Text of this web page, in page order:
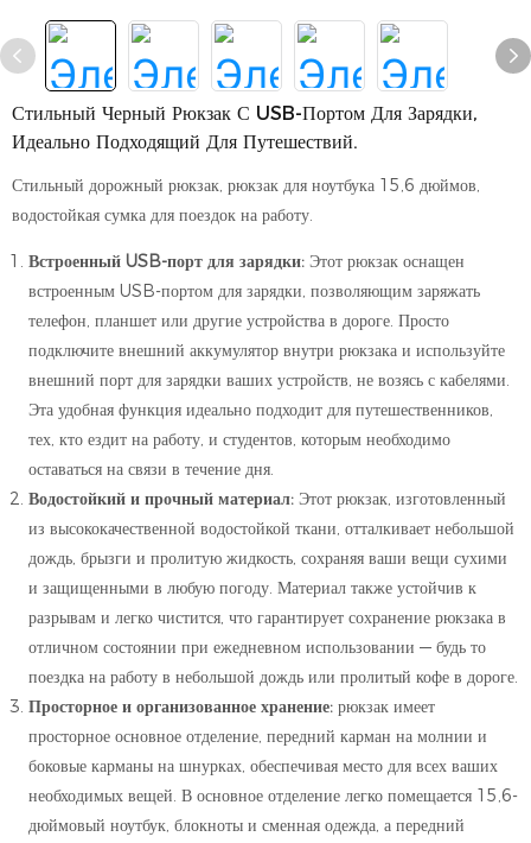
Стильный Черный Рюкзак С USB-Портом Для Зарядки,
Идеально Подходящий Для Путешествий.
Стильный дорожный рюкзак, рюкзак для ноутбука 15,6 дюймов,
водостойкая сумка для поездок на работу.
Встроенный USB-порт для зарядки: Этот рюкзак оснащен
встроенным USB-портом для зарядки, позволяющим заряжать
телефон, планшет или другие устройства в дороге. Просто
подключите внешний аккумулятор внутри рюкзака и используйте
внешний порт для зарядки ваших устройств, не возясь с кабелями.
Эта удобная функция идеально подходит для путешественников,
тех, кто ездит на работу, и студентов, которым необходимо
оставаться на связи в течение дня.
Водостойкий и прочный материал: Этот рюкзак, изготовленный
из высококачественной водостойкой ткани, отталкивает небольшой
дождь, брызги и пролитую жидкость, сохраняя ваши вещи сухими
и защищенными в любую погоду. Материал также устойчив к
разрывам и легко чистится, что гарантирует сохранение рюкзака в
отличном состоянии при ежедневном использовании — будь то
поездка на работу в небольшой дождь или пролитый кофе в дороге.
Просторное и организованное хранение: рюкзак имеет
просторное основное отделение, передний карман на молнии и
боковые карманы на шнурках, обеспечивая место для всех ваших
необходимых вещей. В основное отделение легко помещается 15,6-
дюймовый ноутбук, блокноты и сменная одежда, а передний